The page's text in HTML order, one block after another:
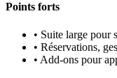
Points forts
• Suite large pour
• Réservations,
• Add-ons pour